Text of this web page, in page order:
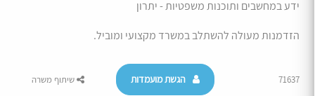
ידע במחשבים ותוכנות משפטיות - יתרון
הזדמנות מעולה להשתלב במשרד מקצועי ומוביל.
71637 הגשת מועמדות שיתוף משרה